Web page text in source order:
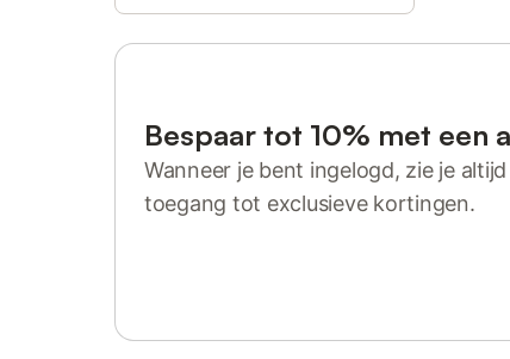
Bespaar tot 10% met een
Wanneer je bent ingelogd, zie je
toegang tot exclusieve kortingen.